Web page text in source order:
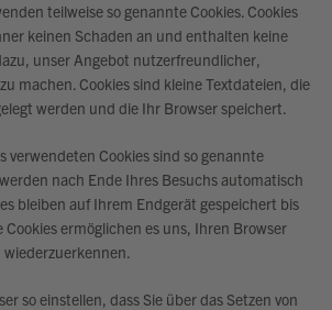
teilweise so genannte Cookies. Cookies
keinen Schaden an und enthalten keine
unser Angebot nutzerfreundlicher,
machen. Cookies sind kleine Textdateien, die
werden und die Ihr Browser speichert.
verwendeten Cookies sind so genannte
werden nach Ende Ihres Besuchs automatisch
bleiben auf Ihrem Endgerät gespeichert bis
Cookies ermöglichen es uns, Ihren Browser
so einstellen, dass Sie über das Setzen von